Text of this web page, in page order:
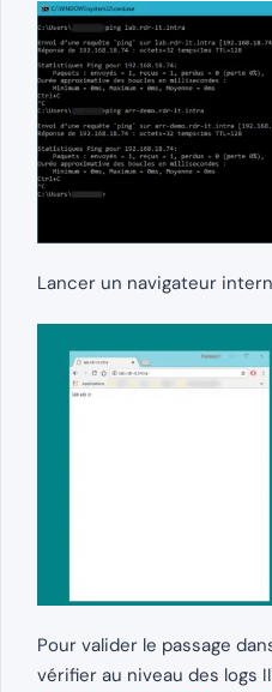
Lancer un navigateur
Pour valider le passage
vérifier au niveau des logs